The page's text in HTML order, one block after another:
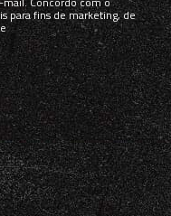
para fins de marketing, de